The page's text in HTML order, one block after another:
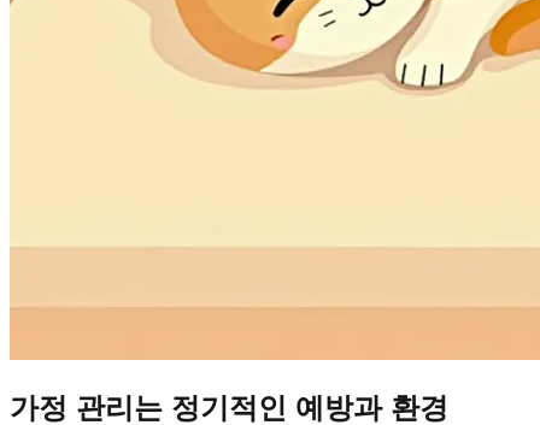
가정 관리는 정기적인 예방과 환경